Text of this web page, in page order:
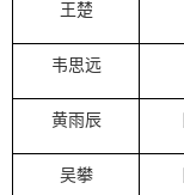
王楚
韦思远
黄雨辰
吴攀